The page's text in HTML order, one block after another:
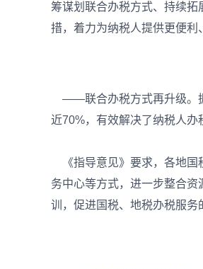
筹谋划联合办税方式、持续
措，着力为纳税人提供更便利
——联合办税方式再升级。
近70%，有效解决了纳税人办
《指导意见》要求，各地国
务中心等方式，进一步整合
训，促进国税、地税办税服务